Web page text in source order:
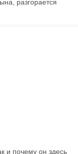
разгорается
и почему он здесь